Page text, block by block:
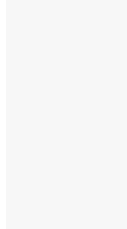
Фонд
Записки за